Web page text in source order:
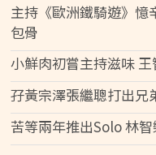
主持《歐洲鐵騎遊》憶
包骨
小鮮肉初嘗主持滋味
孖黃宗澤張繼聰打出兄
苦等兩年推出Solo 林